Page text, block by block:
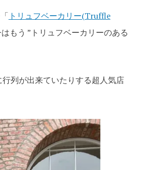
トリュフベーカリー(Truffle
もう ”トリュフベーカリーのある
列が出来ていたりする超人気店